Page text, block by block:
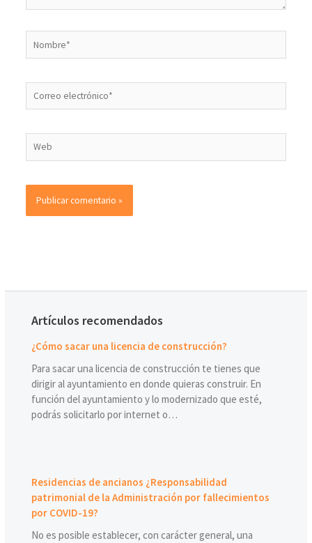
Artículos recomendados
¿Cómo sacar una licencia de construcción?
Para sacar una licencia de construcción te tienes que
dirigir al ayuntamiento en donde quieras construir. En
función del ayuntamiento y lo modernizado que esté,
podrás solicitarlo por internet o…
Residencias de ancianos ¿Responsabilidad
patrimonial de la Administración por fallecimientos
por COVID-19?
No es posible establecer, con carácter general, una